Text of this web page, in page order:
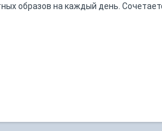
образов на каждый день.